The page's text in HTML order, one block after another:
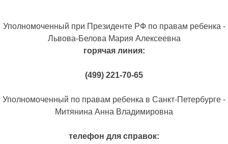
Уполномоченный при Президенте РФ по правам ребенка -
Львова-Белова Мария Алексеевна
горячая линия:
(499) 221-70-65
Уполномоченный по правам ребенка в Санкт-Петербурге -
Митянина Анна Владимировна
телефон для справок: